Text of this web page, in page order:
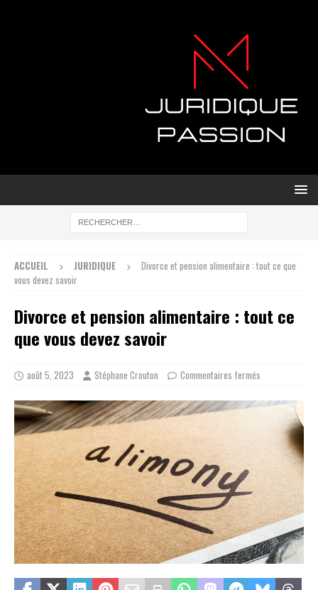
ACCUEIL JURIDIQUE
Divorce et pension alimentaire : tout ce que
vous devez savoir
Divorce et pension alimentaire : tout ce
que vous devez savoir
août 5, 2023 Stéphane Crouton Commentaires fermés